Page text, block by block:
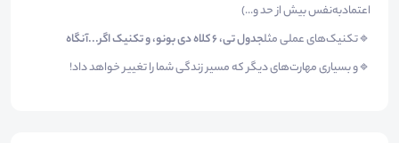
اعتمادبه‌نفس بیش از حد و...)
🔹تکنیک‌های عملی مثلجدول تی، 6 کلاه دی بونو، و تکنیک اگر...آنگاه
🔹و بسیاری مهارت‌های دیگر که مسیر زندگی شما را تغییر خواهد داد!